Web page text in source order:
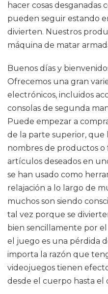
hacer cosas desganadas
pueden seguir estando
divierten. Nuestros
máquina de matar
Buenos días y
Ofrecemos una gran
electrónicos, incluidos
consolas de segunda
Puede empezar a
de la parte superior,
nombres de productos o
artículos deseados en
se han usado como
relajación a lo largo de
muchos son siendo
tal vez porque se
bien sencillamente por
el juego es una pérdida
importa la razón que
videojuegos tienen
desde el cuerpo hasta el